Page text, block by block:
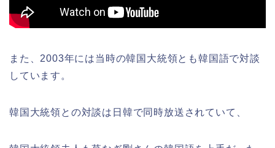
また、2003年には当時の韓国大統領とも韓国語で対談
しています。
韓国大統領との対談は日韓で同時放送されていて、